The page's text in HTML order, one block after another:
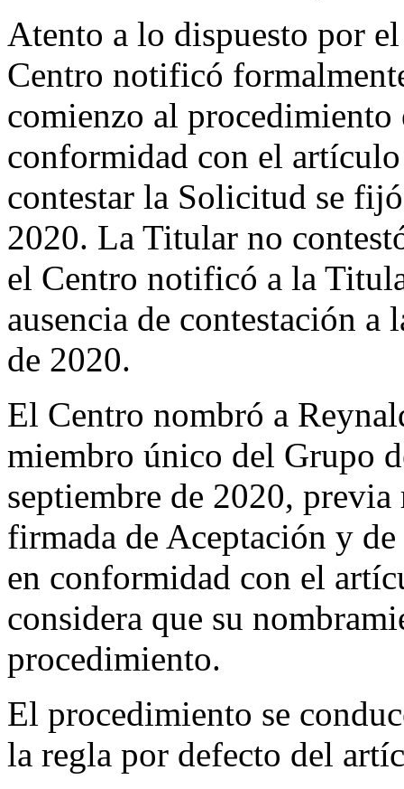
Atento a lo dispuesto por
Centro notificó
comienzo al
conformidad con el
contestar la Solicitud se
2020. La Titular no
el Centro notificó a la
ausencia de contestación
de 2020.
El Centro nombró a
miembro único del Grupo
septiembre de 2020,
firmada de Aceptación y
en conformidad con el
considera que su
procedimiento.
El procedimiento se
la regla por defecto del